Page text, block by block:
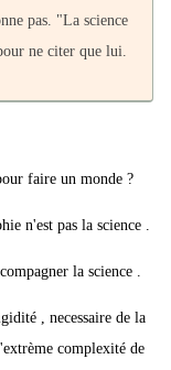
pas. "La science
ne citer que lui.
faire un monde ?
n'est pas la science .
la science .
, necessaire de la
complexité de